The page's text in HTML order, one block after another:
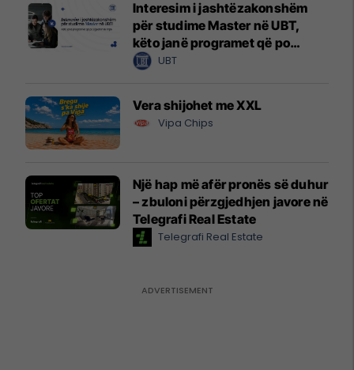
Interesim i jashtëzakonshëm
për studime Master në UBT,
këto janë programet që po
zgjedhin të rinjtë
UBT
Vera shijohet me XXL
Vipa Chips
Një hap më afër pronës së duhur
– zbuloni përzgjedhjen javore në
Telegrafi Real Estate
Telegrafi Real Estate